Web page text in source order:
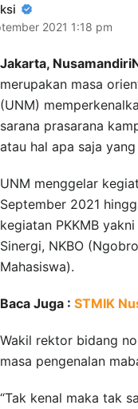
2021 1:18 pm
Jakarta,
merupakan masa
(UNM)
sarana prasarana
atau hal apa saja
UNM menggelar
September 2021
kegiatan PKKMB
Sinergi, NKBO
Mahasiswa).
Baca Juga : STMIK
Wakil rektor bidang
masa pengenalan
“Tak kenal maka tak